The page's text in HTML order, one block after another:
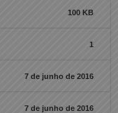
100 KB
1
7 de junho de 2016
7 de junho de 2016